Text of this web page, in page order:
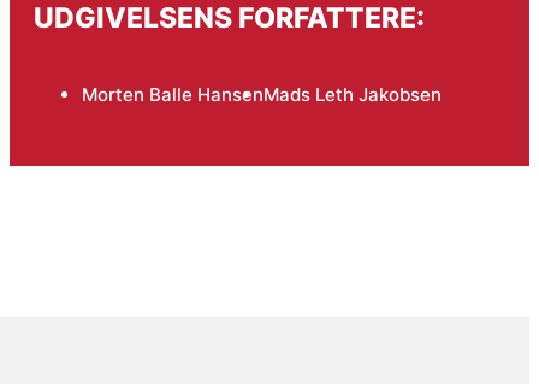
UDGIVELSENS FORFATTERE:
Morten Balle HansenMads Leth Jakobsen